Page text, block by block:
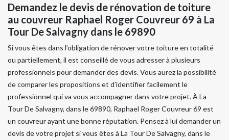
Demandez le devis de rénovation de toiture
au couvreur Raphael Roger Couvreur 69 à La
Tour De Salvagny dans le 69890
Si vous êtes dans l’obligation de rénover votre toiture en totalité
ou partiellement, il est conseillé de vous adresser à plusieurs
professionnels pour demander des devis. Vous aurez la possibilité
de comparer les propositions et d’identifier facilement le
professionnel qui va vous accompagner dans votre projet. À La
Tour De Salvagny, dans le 69890, Raphael Roger Couvreur 69 est
un couvreur ayant une bonne réputation. Pensez à lui demander un
devis de votre projet si vous êtes à La Tour De Salvagny, dans le